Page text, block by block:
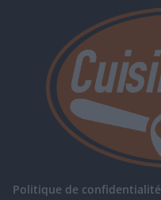
Politique de confidentialité